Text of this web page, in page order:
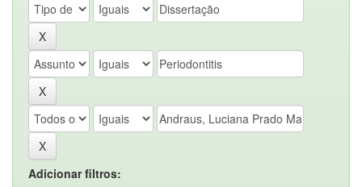
Adicionar filtros: